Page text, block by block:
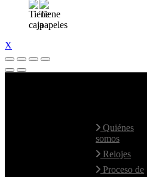
X
Quiénes
somos
Relojes
Proceso de